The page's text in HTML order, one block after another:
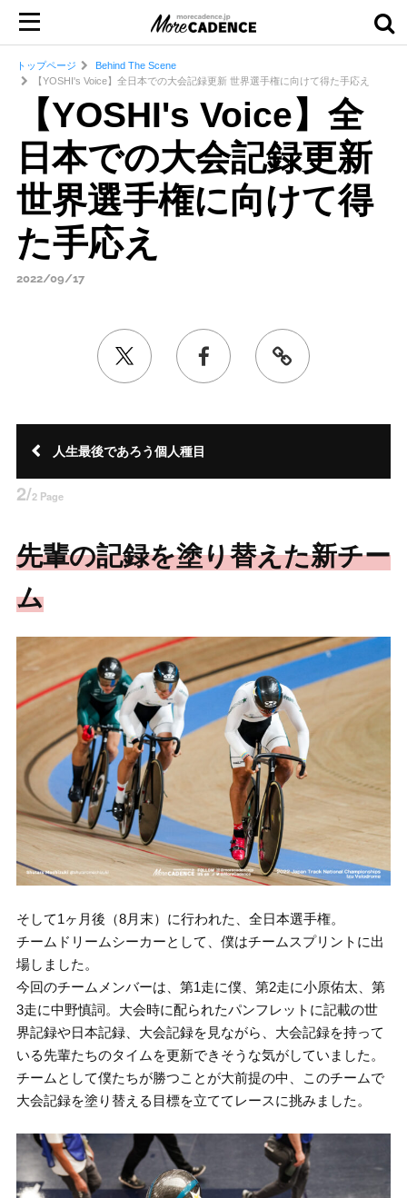
トップページ
Behind The Scene
【YOSHI's Voice】全日本での大会記録更新 世界選手権に向けて得た手応え
【YOSHI's Voice】全
日本での大会記録更新
世界選手権に向けて得
た手応え
2022/09/17
人生最後であろう個人種目
2/2 Page
先輩の記録を塗り替えた新チー
ム
そして1ヶ月後（8月末）に行われた、全日本選手権。
チームドリームシーカーとして、僕はチームスプリントに出
場しました。
今回のチームメンバーは、第1走に僕、第2走に小原佑太、第
3走に中野慎詞。大会時に配られたパンフレットに記載の世
界記録や日本記録、大会記録を見ながら、大会記録を持って
いる先輩たちのタイムを更新できそうな気がしていました。
チームとして僕たちが勝つことが大前提の中、このチームで
大会記録を塗り替える目標を立ててレースに挑みました。